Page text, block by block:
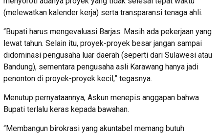
(melewatkan kalender kerja) serta transparansi tenaga ahli.
“Bupati harus mengevaluasi Barjas. Masih ada pekerjaan yang
lewat tahun. Selain itu, proyek-proyek besar jangan sampai
didominasi pengusaha luar daerah (seperti dari Sulawesi atau
Bandung), sementara pengusaha asli Karawang hanya jadi
penonton di proyek-proyek kecil,” tegasnya.
Menutup pernyataannya, Askun menepis anggapan bahwa
Bupati terlalu keras kepada bawahan.
“Membangun birokrasi yang akuntabel memang butuh